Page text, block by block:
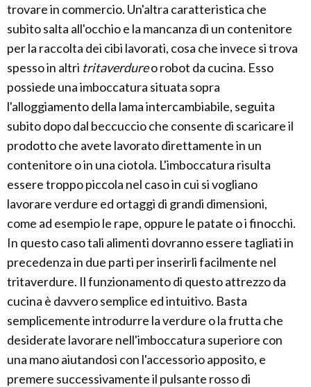
trovare in commercio. Un'altra caratteristica che
subito salta all'occhio e la mancanza di un contenitore
per la raccolta dei cibi lavorati, cosa che invece si trova
spesso in altri tritaverdureo robot da cucina. Esso
possiede una imboccatura situata sopra
l'alloggiamento della lama intercambiabile, seguita
subito dopo dal beccuccio che consente di scaricare il
prodotto che avete lavorato direttamente in un
contenitore o in una ciotola. L'imboccatura risulta
essere troppo piccola nel caso in cui si vogliano
lavorare verdure ed ortaggi di grandi dimensioni,
come ad esempio le rape, oppure le patate o i finocchi.
In questo caso tali alimenti dovranno essere tagliati in
precedenza in due parti per inserirli facilmente nel
tritaverdure. Il funzionamento di questo attrezzo da
cucina è davvero semplice ed intuitivo. Basta
semplicemente introdurre la verdure o la frutta che
desiderate lavorare nell'imboccatura superiore con
una mano aiutandosi con l'accessorio apposito, e
premere successivamente il pulsante rosso di